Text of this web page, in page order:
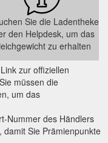
Sie die Ladentheke
den Helpdesk, um das
zu erhalten
zur offiziellen
müssen die
um das
Nummer des Händlers
Sie Prämienpunkte